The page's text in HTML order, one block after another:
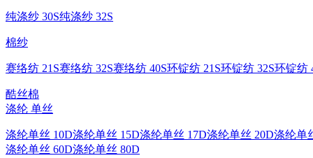
纯涤纱 30S纯涤纱 32S
棉纱
赛络纺 21S赛络纺 32S赛络纺 40S环锭纺 21S环锭纺 32S环锭纺
酷丝棉
涤纶 单丝
涤纶单丝 10D涤纶单丝 15D涤纶单丝 17D涤纶单丝 20D涤纶单
涤纶单丝 60D涤纶单丝 80D